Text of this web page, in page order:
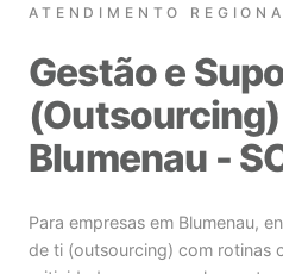
ATENDIMENTO
Gestão e
Blumenau -
Para empresas em Blumenau,
de ti (outsourcing) com rotinas